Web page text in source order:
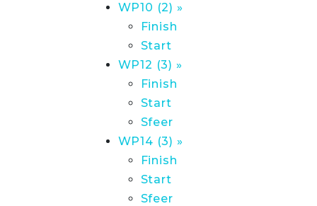
WP10 (2) »
Finish
Start
WP12 (3) »
Finish
Start
Sfeer
WP14 (3) »
Finish
Start
Sfeer